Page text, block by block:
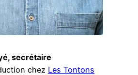
secrétaire
chez Les Tontons